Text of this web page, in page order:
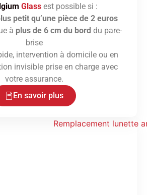
Glass est possible si :
petit qu’une pièce de 2 euros
à plus de 6 cm du bord du pare-
brise
intervention à domicile ou en
invisible prise en charge avec
votre assurance.
En savoir plus